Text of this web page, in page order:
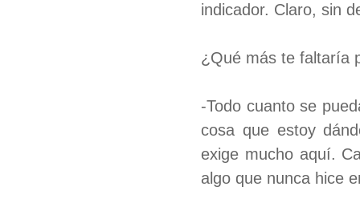
indicador. Claro, sin
¿Qué más te faltaría
-Todo cuanto se
cosa que estoy
exige mucho aquí.
algo que nunca hice